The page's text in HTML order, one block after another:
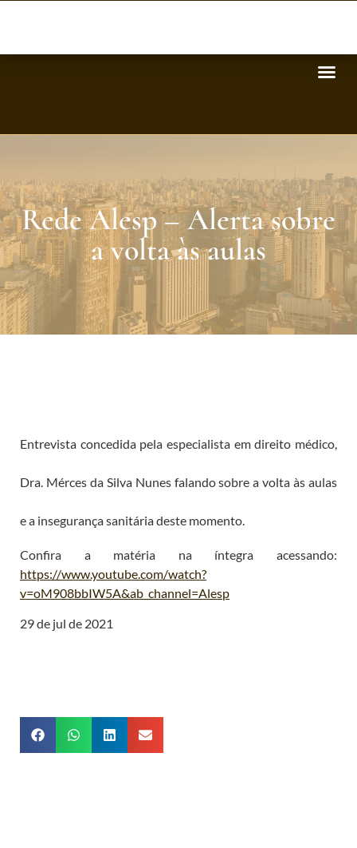
Rede Alesp – Alerta sobre
a volta às aulas
Entrevista concedida pela especialista em direito médico,
Dra. Mérces da Silva Nunes falando sobre a volta às aulas
e a insegurança sanitária deste momento.
Confira a matéria na íntegra acessando:
https://www.youtube.com/watch?
v=oM908bbIW5A&ab_channel=Alesp
29 de jul de 2021